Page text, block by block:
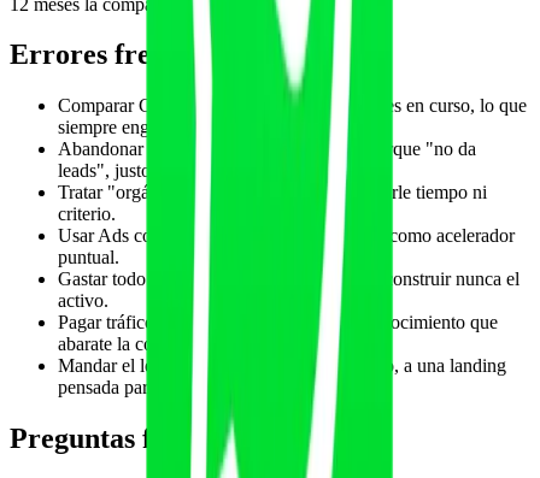
Errores frecuentes
Comparar GEO y Ads solo por leads del mes en curso, lo que
siempre engaña a favor del pagado.
Abandonar el GEO a las pocas semanas porque "no da
leads", justo antes de que despegue.
Tratar "orgánico" como "gratis" y no asignarle tiempo ni
criterio.
Usar Ads como base permanente en vez de como acelerador
puntual.
Gastar todo el presupuesto en medios y no construir nunca el
activo.
Pagar tráfico frío sin haber construido reconocimiento que
abarate la conversión.
Mandar el lead de IA, que llega pre-vendido, a una landing
pensada para tráfico frío.
Preguntas frecuentes